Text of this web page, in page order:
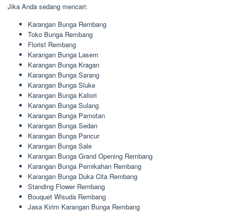
Jika Anda sedang mencari:
Karangan Bunga Rembang
Toko Bunga Rembang
Florist Rembang
Karangan Bunga Lasem
Karangan Bunga Kragan
Karangan Bunga Sarang
Karangan Bunga Sluke
Karangan Bunga Kaliori
Karangan Bunga Sulang
Karangan Bunga Pamotan
Karangan Bunga Sedan
Karangan Bunga Pancur
Karangan Bunga Sale
Karangan Bunga Grand Opening Rembang
Karangan Bunga Pernikahan Rembang
Karangan Bunga Duka Cita Rembang
Standing Flower Rembang
Bouquet Wisuda Rembang
Jasa Kirim Karangan Bunga Rembang